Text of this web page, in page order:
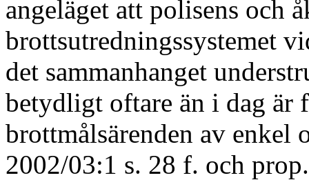
angeläget att polisens och
brottsutredningssystemet
det sammanhanget
betydligt oftare än i dag är
brottmålsärenden av enkel
2002/03:1 s. 28 f. och